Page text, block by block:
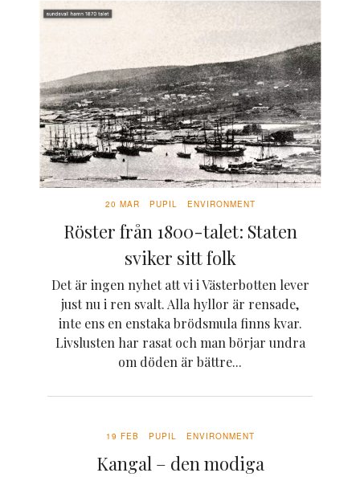
20 MAR PUPIL ENVIRONMENT
Röster från 1800-talet: Staten
sviker sitt folk
Det är ingen nyhet att vi i Västerbotten lever
just nu i ren svalt. Alla hyllor är rensade,
inte ens en enstaka brödsmula finns kvar.
Livslusten har rasat och man börjar undra
om döden är bättre...
19 FEB PUPIL ENVIRONMENT
Kangal – den modiga